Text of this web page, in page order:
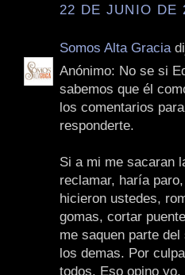
22 DE JUNIO DE
Somos Alta Gracia
Anónimo: No se si
sabemos que él
los comentarios
responderte.
Si a mi me sacaran
reclamar, haría
hicieron ustedes,
gomas, cortar
me saquen parte
los demas. Por
todos. Eso opino